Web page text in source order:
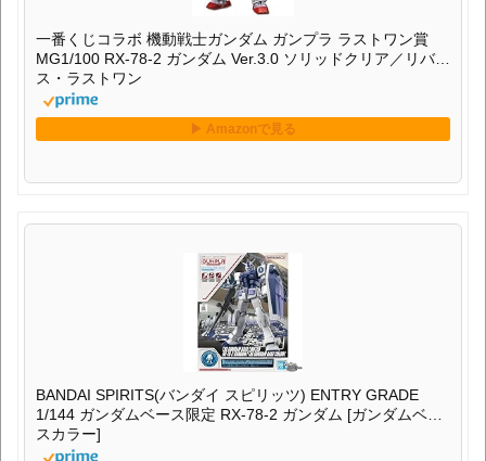
一番くじコラボ 機動戦士ガンダム ガンプラ ラストワン賞
MG1/100 RX-78-2 ガンダム Ver.3.0 ソリッドクリア／リバー
ス・ラストワン
BANDAI SPIRITS(バンダイ スピリッツ) ENTRY GRADE
1/144 ガンダムベース限定 RX-78-2 ガンダム [ガンダムベー
スカラー]